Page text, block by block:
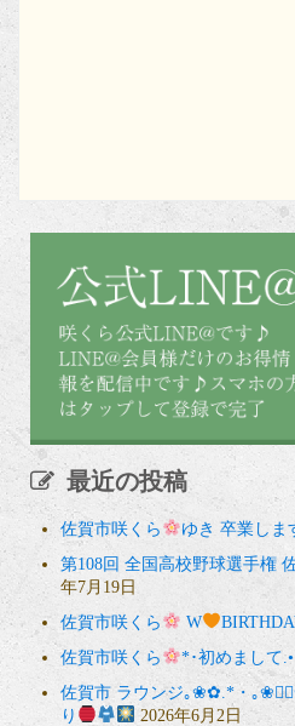
最近の投稿
佐賀市咲くら ゆき 卒業しま
第108回 全国高校野球選手権
年7月19日
佐賀市咲くら
W
佐賀市咲くら
*･初めまして
佐賀市 ラウンジ｡❀✿.*・｡
り
2026年6月2日